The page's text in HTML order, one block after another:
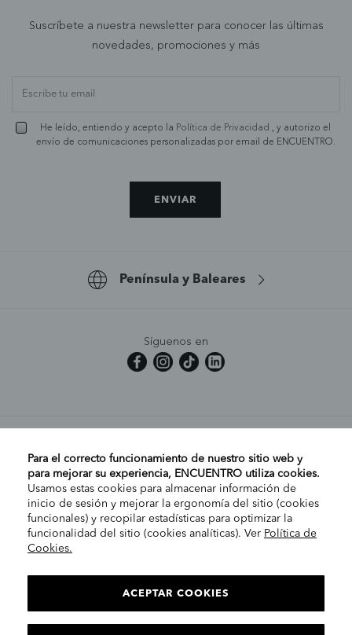
Contacto
Suscríbete a nuestra newsletter para conocer las últimas
novedades, promociones y más
He leído, entiendo y acepto la Política de Privacidad , y autorizo el
envío de comunicaciones personalizadas por email de ENCUENTRO.
ENVIAR
Península y Baleares
Síguenos en
MI CUENTA
AYUDA
EMPRESA
INFORMACIÓN LEGAL
Para el correcto funcionamiento de nuestro sitio web y
para mejorar su experiencia, ENCUENTRO utiliza cookies.
Usamos estas cookies para almacenar información de
inicio de sesión y mejorar la ergonomía del sitio (cookies
funcionales) y recopilar estadísticas para optimizar la
funcionalidad del sitio (cookies analíticas). Ver Política de
Cookies.
ACEPTAR COOKIES